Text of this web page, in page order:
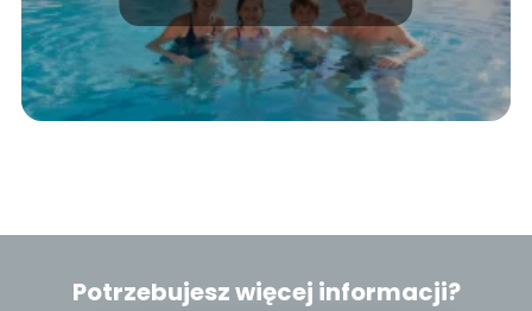
Potrzebujesz więcej informacji?